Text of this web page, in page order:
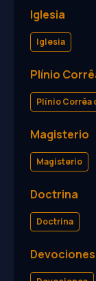
Iglesia
Iglesia
Plínio
Plínio Corrêa
Magisterio
Magisterio
Doctrina
Doctrina
Devociones